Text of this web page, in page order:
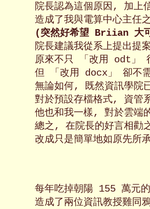
院長認為這個原因, 加
(突然好希望 Briian 大
院長建議我從系上提出提
原來不只 「改用 odt」
但 「改用 docx」 卻不
無論如何, 既然資訊學院
對於預設存檔格式, 資管
他也和我一樣, 對於雲
總之, 在院長的好言相勸
改成只是簡單地如原先所
每年吃掉朝陽 155 萬元
造成了兩位資訊教授雞同